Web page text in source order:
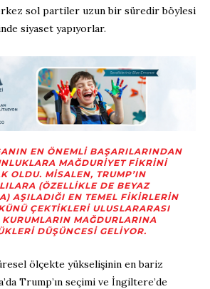
sol partiler uzun bir süredir böylesi
siyaset yapıyorlar.
EN ÖNEMLI BAŞARILARINDAN
MAĞDURIYET FIKRINI
OLDU. MISALEN, TRUMP’IN
(ÖZELLIKLE DE BEYAZ
AŞILADIĞI EN TEMEL FIKIRLERIN
ÇEKTIKLERI ULUSLARARASI
MAĞDURLARINA
DÜŞÜNCESI GELIYOR.
ölçekte yükselişinin en bariz
Trump’ın seçimi ve İngiltere’de